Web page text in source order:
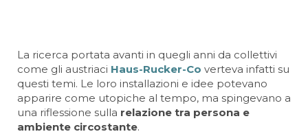
La ricerca portata avanti in quegli anni da collettivi
come gli austriaci Haus-Rucker-Co verteva infatti su
questi temi. Le loro installazioni e idee potevano
apparire come utopiche al tempo, ma spingevano a
una riflessione sulla relazione tra persona e
ambiente circostante.